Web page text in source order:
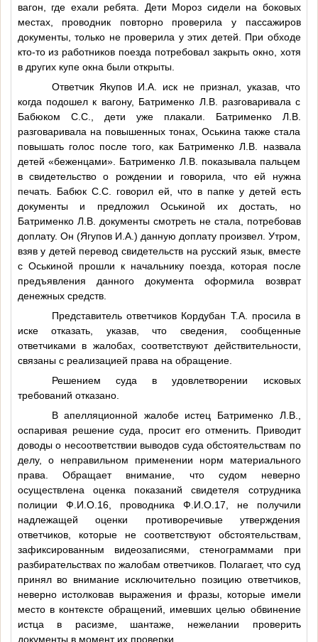
вагон, где ехали ребята. Дети Мороз сидели на боковых
местах, проводник повторно проверила у пассажиров
документы, только не проверила у этих детей. При обходе
кто-то из работников поезда потребовал закрыть окно, хотя
в других купе окна были открыты.
Ответчик Якупов И.А. иск не признал, указав, что
когда подошел к вагону, Батрименко Л.В. разговаривала с
Бабюком С.С., дети уже плакали. Батрименко Л.В.
разговаривала на повышенных тонах, Оськина также стала
повышать голос после того, как Батрименко Л.В. назвала
детей «беженцами». Батрименко Л.В. показывала пальцем
в свидетельство о рождении и говорила, что ей нужна
печать. Бабюк С.С. говорил ей, что в папке у детей есть
документы и предложил Оськиной их достать, но
Батрименко Л.В. документы смотреть не стала, потребовав
доплату. Он (Ягупов И.А.) данную доплату произвел. Утром,
взяв у детей перевод свидетельств на русский язык, вместе
с Оськиной прошли к начальнику поезда, которая после
предъявления данного документа оформила возврат
денежных средств.
Представитель ответчиков Кордубан Т.А. просила в
иске отказать, указав, что сведения, сообщенные
ответчиками в жалобах, соответствуют действительности,
связаны с реализацией права на обращение.
Решением суда в удовлетворении исковых
требований отказано.
В апелляционной жалобе истец Батрименко Л.В.,
оспаривая решение суда, просит его отменить. Приводит
доводы о несоответствии выводов суда обстоятельствам по
делу, о неправильном применении норм материального
права. Обращает внимание, что судом неверно
осуществлена оценка показаний свидетеля сотрудника
полиции Ф.И.О.16, проводника Ф.И.О.17 , не получили
надлежащей оценки противоречивые утверждения
ответчиков, которые не соответствуют обстоятельствам,
зафиксированным видеозаписями, стенограммами при
разбирательствах по жалобам ответчиков. Полагает, что суд
принял во внимание исключительно позицию ответчиков,
неверно истолковав выражения и фразы, которые имели
место в контексте обращений, имевших целью обвинение
истца в расизме, шантаже, нежелании проверить
документы в момент их проверки.